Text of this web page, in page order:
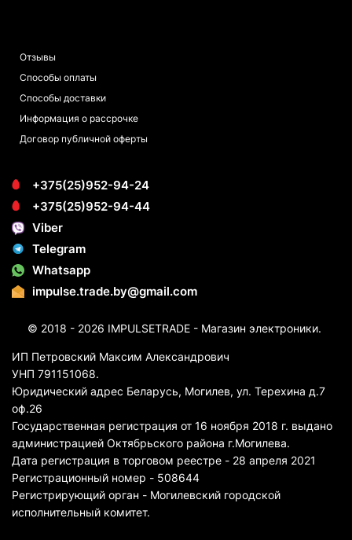
Отзывы
Способы оплаты
Способы доставки
Информация о рассрочке
Договор публичной оферты
+375(25)952-94-24
+375(25)952-94-44
Viber
Telegram
Whatsapp
impulse.trade.by@gmail.com
© 2018 - 2026 IMPULSETRADE - Магазин электроники.
ИП Петровский Максим Александрович
УНП 791151068.
Юридический адрес Беларусь, Могилев, ул. Терехина д.7
оф.26
Государственная регистрация от 16 ноября 2018 г. выдано
администрацией Октябрьского района г.Могилева.
Дата регистрация в торговом реестре - 28 апреля 2021
Регистрационный номер - 508644
Регистрирующий орган - Могилевский городской
исполнительный комитет.